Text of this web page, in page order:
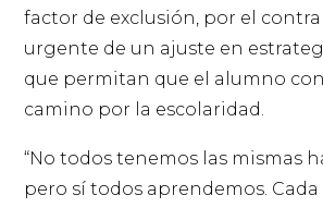
factor de exclusión, por el
urgente de un ajuste en
que permitan que el alumno
camino por la escolaridad.
“No todos tenemos las mismas
pero sí todos aprendemos.